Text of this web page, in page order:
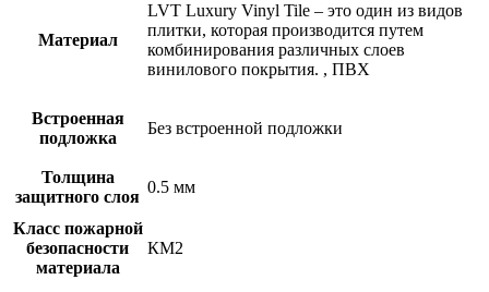
Материал
LVT Luxury Vinyl Tile – это один из видов
плитки, которая производится путем
комбинирования различных слоев
винилового покрытия. , ПВХ
Встроенная
подложка
Без встроенной подложки
Толщина
защитного слоя
0.5 мм
Класс пожарной
безопасности
материала
КМ2